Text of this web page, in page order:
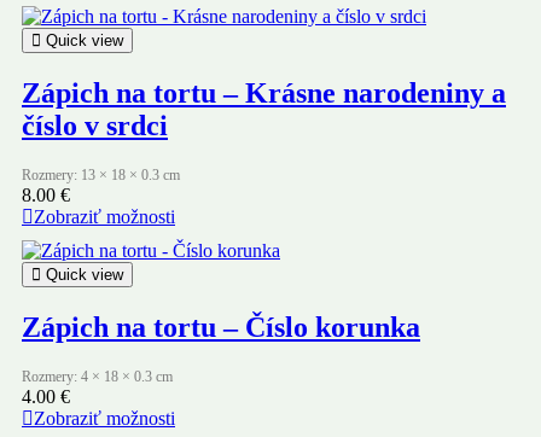
Quick view
Zápich na tortu – Krásne narodeniny a
číslo v srdci
Rozmery: 13 × 18 × 0.3 cm
8.00 €
Zobraziť možnosti
Quick view
Zápich na tortu – Číslo korunka
Rozmery: 4 × 18 × 0.3 cm
4.00 €
Zobraziť možnosti